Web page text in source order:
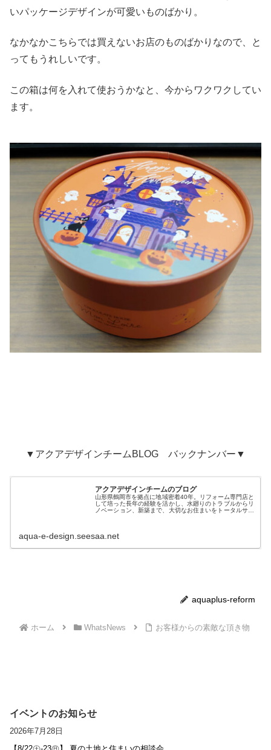
いパッケージデザインが可愛いものばかり。
なかなかこちらでは買えないお店のものばかりなので、と
ってもうれしいです。
この箱は何を入れて使おうかなと、今からワクワクしてい
ます。
▼アクアデザインチームBLOG バックナンバー▼
アクアデザインチームのブログ
山形県鶴岡市を拠点に地域密着40年。リフォーム専門店と
して培った長年の経験を活かし、水廻りのトラブルからリ
ノベーション、新築まで、大切なお住まいをトータルサポ
aqua-e-design.seesaa.net
aquaplus-reform
ホーム WhatsNews お客様からの素敵な頂き物
イベントのお知らせ
2026年7月28日